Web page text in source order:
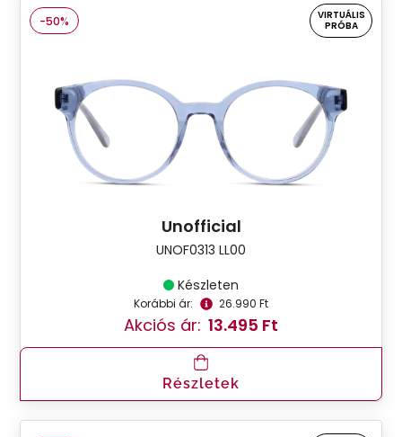
-50%
VIRTUÁLIS
PRÓBA
Unofficial
UNOF0313 LL00
Készleten
Korábbi ár: 26.990 Ft
Akciós ár: 13.495 Ft
Részletek